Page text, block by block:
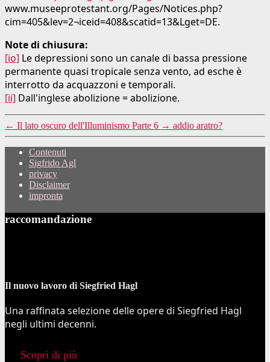
www.museeprotestant.org/Pages/Notices.php?
cim=405&lev=2¬iceid=408&scatid=13&Lget=DE.
Note di chiusura:
[io] Le depressioni sono un canale di bassa pressione
permanente quasi tropicale senza vento, ad esche è
interrotto da acquazzoni e temporali.
[ii] Dall'inglese abolizione = abolizione.
← Il lato oscuro dell'Illuminismo Parte 6 → addio aratro?
Contenuti
Sigfrido Agl
privacy
Disclaimer
impronta
raccomandazione
Il nuovo lavoro di Siegfried Hagl
Una raffinata selezione delle opere di Siegfried Hagl
negli ultimi decenni.
Scopri di più